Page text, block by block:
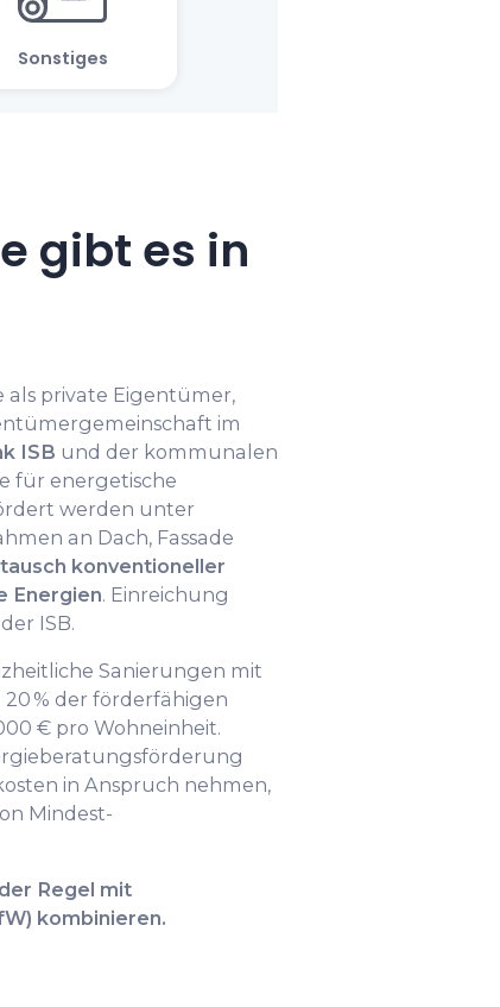
gibt es in
als private Eigentümer,
im
ISB und der kommunalen
für energetische
werden unter
an Dach, Fassade
konventioneller
Energien. Einreichung
ISB.
Sanierungen mit
% der förderfähigen
€ pro Wohneinheit.
in Anspruch nehmen,
Mindest-
Regel mit
kombinieren.